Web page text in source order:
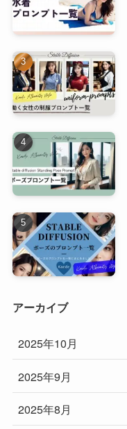
アーカイブ
2025年10月
2025年9月
2025年8月